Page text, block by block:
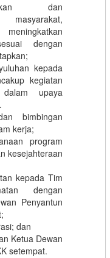
dan
masyarakat,
dengan
kepada
kegiatan
upaya
bimbingan
kerja;
program
kesejahteraan
kepada Tim
dengan
Penyantun
dan
Ketua Dewan
setempat.